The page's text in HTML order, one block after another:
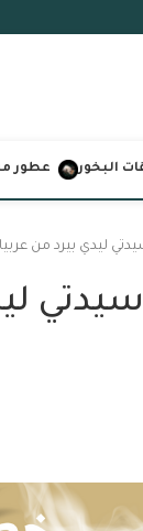
البخور عطور
200 مل